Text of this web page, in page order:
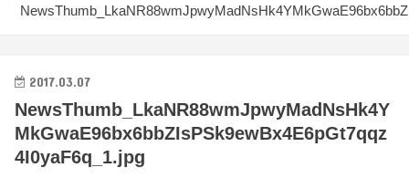
2017.03.07
NewsThumb_LkaNR88wmJpwyMadNsHk4Y
MkGwaE96bx6bbZIsPSk9ewBx4E6pGt7qqz
4I0yaF6q_1.jpg